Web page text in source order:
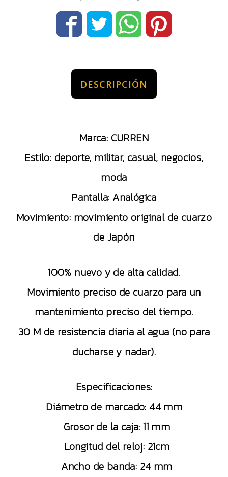
DESCRIPCIÓN
Marca: CURREN
Estilo: deporte, militar, casual, negocios,
moda
Pantalla: Analógica
Movimiento: movimiento original de cuarzo
de Japón
100% nuevo y de alta calidad.
Movimiento preciso de cuarzo para un
mantenimiento preciso del tiempo.
30 M de resistencia diaria al agua (no para
ducharse y nadar).
Especificaciones:
Diámetro de marcado: 44 mm
Grosor de la caja: 11 mm
Longitud del reloj: 21cm
Ancho de banda: 24 mm